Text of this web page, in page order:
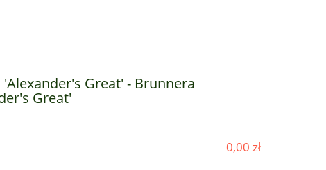
Great' - Brunnera
Great'
0,00 zł